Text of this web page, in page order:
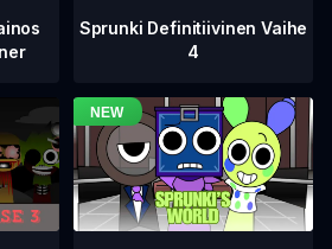
Sprunki Definitiivinen Vaihe
4